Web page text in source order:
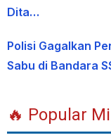
Dita…
Polisi Gagalkan
Sabu di Bandara
🔥 Popular